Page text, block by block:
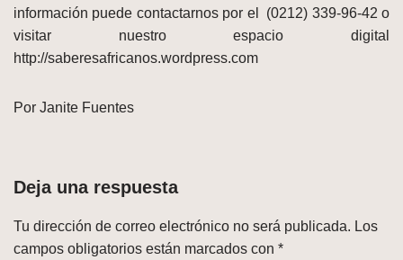
información puede contactarnos por el (0212) 339-96-42 o
visitar nuestro espacio digital
http://saberesafricanos.wordpress.com
Por Janite Fuentes
Deja una respuesta
Tu dirección de correo electrónico no será publicada. Los
campos obligatorios están marcados con *